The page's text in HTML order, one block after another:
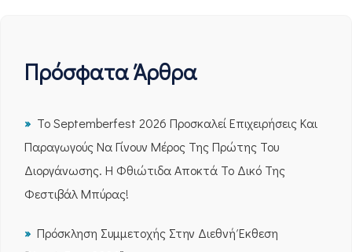
Πρόσφατα Άρθρα
Το Septemberfest 2026 Προσκαλεί Επιχειρήσεις Και
Παραγωγούς Να Γίνουν Μέρος Της Πρώτης Του
Διοργάνωσης. Η Φθιώτιδα Αποκτά Το Δικό Της
Φεστιβάλ Μπύρας!
Πρόσκληση Συμμετοχής Στην Διεθνή Έκθεση